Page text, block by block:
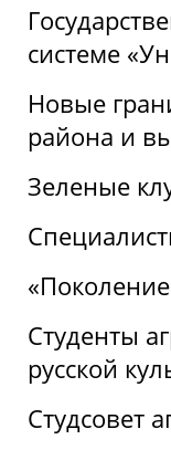
системе
Новые
района и
Зеленые
Студенты
русской
Студсовет